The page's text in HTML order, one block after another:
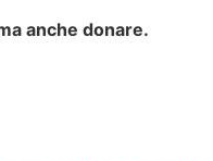
anche donare.